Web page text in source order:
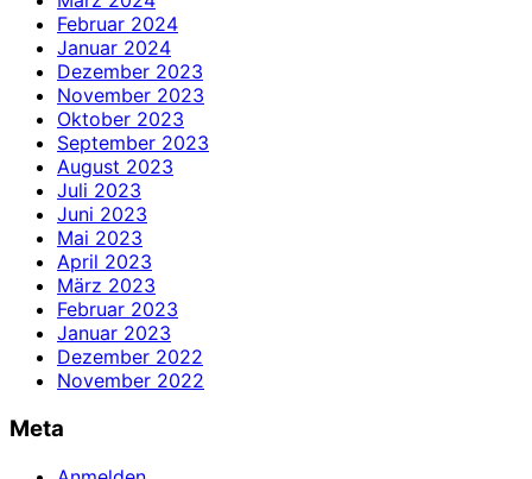
Februar 2024
Januar 2024
Dezember 2023
November 2023
Oktober 2023
September 2023
August 2023
Juli 2023
Juni 2023
Mai 2023
April 2023
März 2023
Februar 2023
Januar 2023
Dezember 2022
November 2022
Meta